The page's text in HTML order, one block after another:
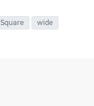
Square wide